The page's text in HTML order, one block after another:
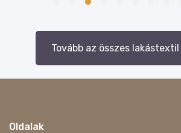
Tovább az összes
Oldalak